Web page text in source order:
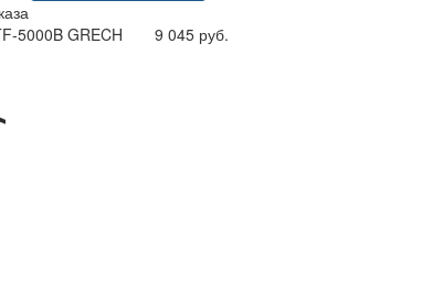
5000B GRECH
9 045 руб.